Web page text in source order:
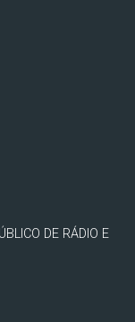
DE RÁDIO E